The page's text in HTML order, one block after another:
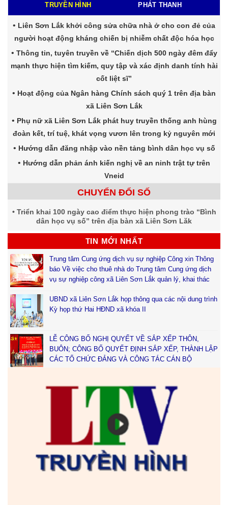
TRUYỀN HÌNH PHÁT THANH
Liên Sơn Lắk khởi công sửa chữa nhà ở cho con đẻ của
người hoạt động kháng chiến bị nhiễm chất độc hóa học
Thông tin, tuyên truyền về “Chiến dịch 500 ngày đêm đẩy
mạnh thực hiện tìm kiếm, quy tập và xác định danh tính hài
cốt liệt sĩ”
Hoạt động của Ngân hàng Chính sách quý 1 trên địa bàn
xã Liên Sơn Lắk
Phụ nữ xã Liên Sơn Lắk phát huy truyền thống anh hùng
đoàn kết, trí tuệ, khát vọng vươn lên trong kỷ nguyên mới
Hướng dẫn đăng nhập vào nền tảng bình dân học vụ số
Hướng dẫn phản ánh kiến nghị về an ninh trật tự trên
Vneid
CHUYỂN ĐỔI SỐ
Triển khai 100 ngày cao điểm thực hiện phong trào “Bình
dân học vụ số” trên địa bàn xã Liên Sơn Lăk
TIN MỚI NHẤT
Trung tâm Cung ứng dịch vụ sự nghiệp Công xin Thông
báo Về việc cho thuê nhà do Trung tâm Cung ứng dịch
vụ sự nghiệp công xã Liên Sơn Lắk quản lý, khai thác
UBND xã Liên Sơn Lắk họp thông qua các nội dung trình
Kỳ họp thứ Hai HĐND xã khóa II
LỄ CÔNG BỐ NGHỊ QUYẾT VỀ SẮP XẾP THÔN,
BUÔN; CÔNG BỐ QUYẾT ĐỊNH SẮP XẾP, THÀNH LẬP
CÁC TỔ CHỨC ĐẢNG VÀ CÔNG TÁC CÁN BỘ